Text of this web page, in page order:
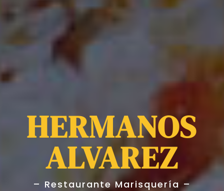
HERMANOS
ALVAREZ
– Restaurante Marisquería –